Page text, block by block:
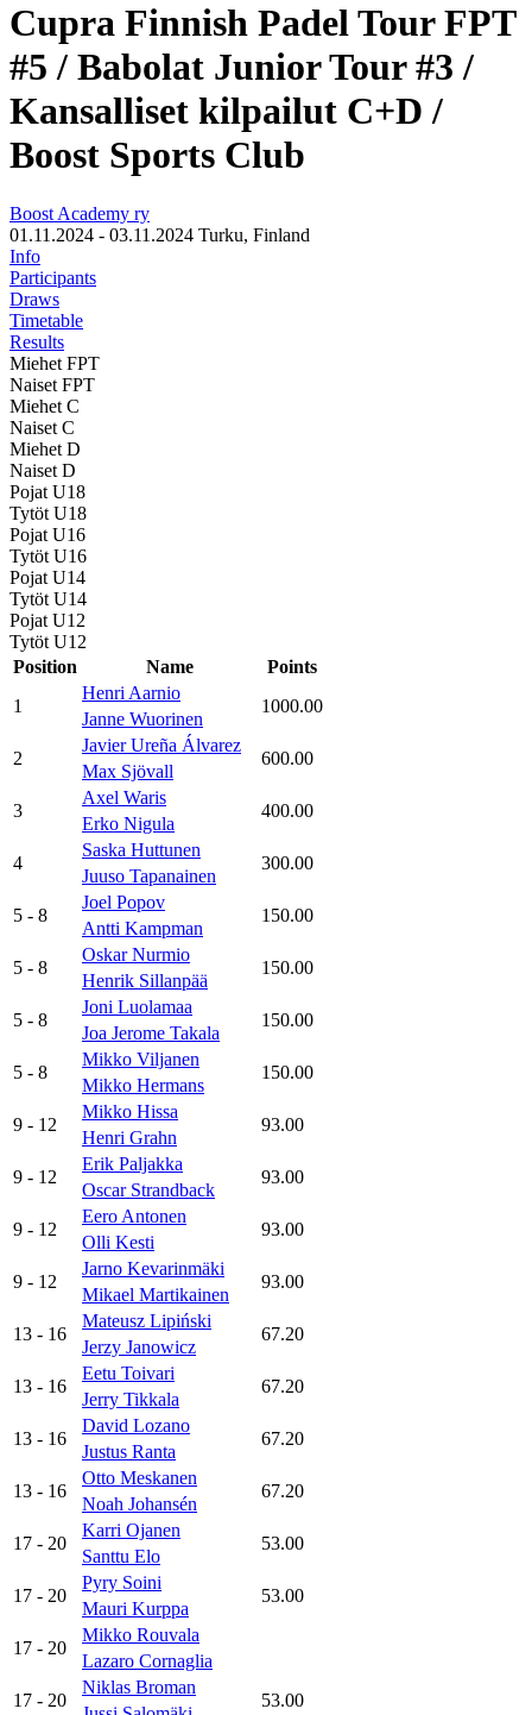
Cupra Finnish Padel Tour FPT
#5 / Babolat Junior Tour #3 /
Kansalliset kilpailut C+D /
Boost Sports Club
Boost Academy ry
01.11.2024 - 03.11.2024 Turku, Finland
Info
Participants
Draws
Timetable
Results
Miehet FPT
Naiset FPT
Miehet C
Naiset C
Miehet D
Naiset D
Pojat U18
Tytöt U18
Pojat U16
Tytöt U16
Pojat U14
Tytöt U14
Pojat U12
Tytöt U12
Position
Name
Points
1
Henri Aarnio
1000.00
Janne Wuorinen
2
Javier Ureña Álvarez
600.00
Max Sjövall
3
Axel Waris
400.00
Erko Nigula
4
Saska Huttunen
300.00
Juuso Tapanainen
5 - 8
Joel Popov
150.00
Antti Kampman
5 - 8
Oskar Nurmio
150.00
Henrik Sillanpää
5 - 8
Joni Luolamaa
150.00
Joa Jerome Takala
5 - 8
Mikko Viljanen
150.00
Mikko Hermans
9 - 12
Mikko Hissa
93.00
Henri Grahn
9 - 12
Erik Paljakka
93.00
Oscar Strandback
9 - 12
Eero Antonen
93.00
Olli Kesti
9 - 12
Jarno Kevarinmäki
93.00
Mikael Martikainen
13 - 16
Mateusz Lipiński
67.20
Jerzy Janowicz
13 - 16
Eetu Toivari
67.20
Jerry Tikkala
13 - 16
David Lozano
67.20
Justus Ranta
13 - 16
Otto Meskanen
67.20
Noah Johansén
17 - 20
Karri Ojanen
53.00
Santtu Elo
17 - 20
Pyry Soini
53.00
Mauri Kurppa
17 - 20
Mikko Rouvala
Lazaro Cornaglia
17 - 20
Niklas Broman
53.00